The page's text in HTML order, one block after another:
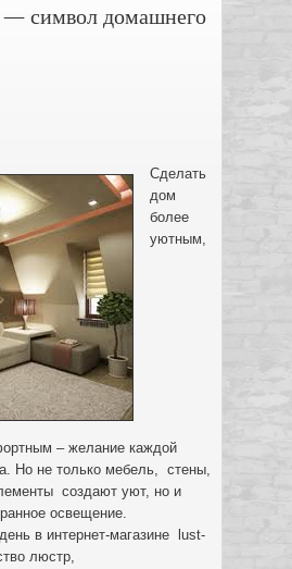
— символ домашнего
Сделать
дом
более
уютным,
– желание каждой
Но не только мебель, стены,
создают уют, но и
освещение.
в интернет-магазине lust-
люстр,